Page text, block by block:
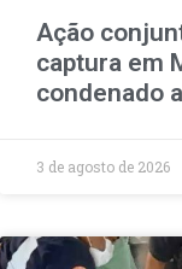
Ação
captura em
condenado
3 de agosto de 2026